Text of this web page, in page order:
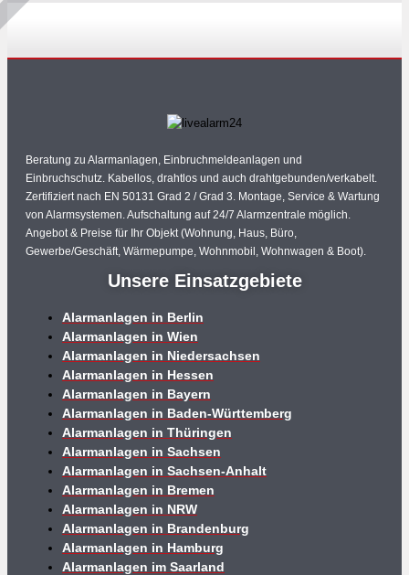
Beratung zu Alarmanlagen, Einbruchmeldeanlagen und
Einbruchschutz. Kabellos, drahtlos und auch drahtgebunden/verkabelt.
Zertifiziert nach EN 50131 Grad 2 / Grad 3. Montage, Service & Wartung
von Alarmsystemen. Aufschaltung auf 24/7 Alarmzentrale möglich.
Angebot & Preise für Ihr Objekt (Wohnung, Haus, Büro,
Gewerbe/Geschäft, Wärmepumpe, Wohnmobil, Wohnwagen & Boot).
Unsere Einsatzgebiete
Alarmanlagen in Berlin
Alarmanlagen in Wien
Alarmanlagen in Niedersachsen
Alarmanlagen in Hessen
Alarmanlagen in Bayern
Alarmanlagen in Baden-Württemberg
Alarmanlagen in Thüringen
Alarmanlagen in Sachsen
Alarmanlagen in Sachsen-Anhalt
Alarmanlagen in Bremen
Alarmanlagen in NRW
Alarmanlagen in Brandenburg
Alarmanlagen in Hamburg
Alarmanlagen im Saarland